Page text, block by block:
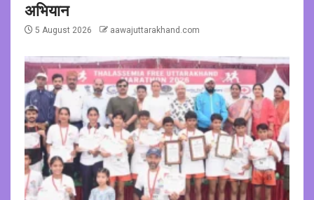
अभियान
5 August 2026 aawajuttarakhand.com